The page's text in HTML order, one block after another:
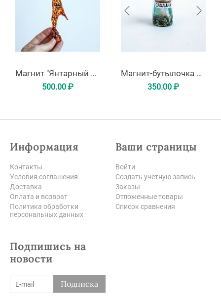
Магнит "Янтарный остров"
500.00 ₽
​Магнит-бутылочка Сахалин со смолой
350.00 ₽
Информация
Контакты
Условия соглашения
Доставка
Оплата и возврат
Политика обработки
персональных данных
Ваши страницы
Войти
Создать учетную запись
Заказы
Отложенные товары
Список сравнения
Подпишись на
новости
Подписка